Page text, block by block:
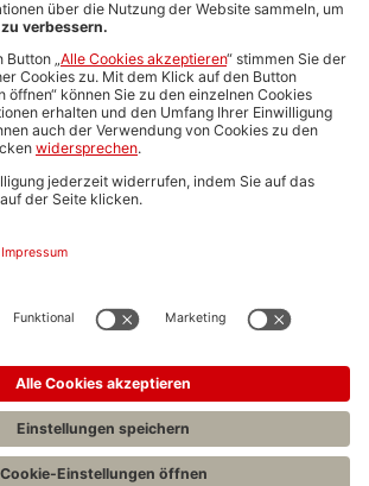
Newsletteranmeldung
Produktübersicht
ALLGEMEIN
FAQs
Impressum
Stellenangebote C.H.BECK